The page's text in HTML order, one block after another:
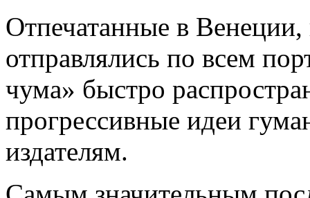
Отпечатанные в Венеции,
отправлялись по всем
чума» быстро
прогрессивные идеи
издателям.